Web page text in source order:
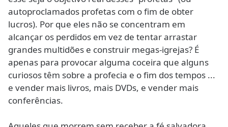
autoproclamados profetas com o fim de obter
lucros). Por que eles não se concentram em
alcançar os perdidos em vez de tentar arrastar
grandes multidões e construir megas-igrejas? É
apenas para provocar alguma coceira que alguns
curiosos têm sobre a profecia e o fim dos tempos ...
e vender mais livros, mais DVDs, e vender mais
conferências.